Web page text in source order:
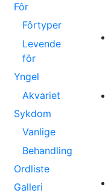
Fôr
Fôrtyper
Levende
fôr
Yngel
Akvariet
Sykdom
Vanlige
Behandling
Ordliste
Galleri